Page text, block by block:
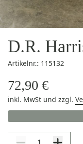
D.R.
Artikelnr.: 115132
72,90 €
inkl. MwSt und zzgl.